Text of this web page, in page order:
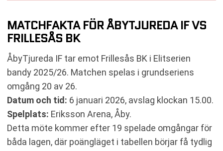
HUR DU KAN FÖLJA ÅBYTJUREDA IF VS
FRILLESÅS BK
SENASTE RESULTAT ÅBYTJUREDA IF
SENASTE RESULTAT FRILLESÅS BK
RESULTAT INBÖRDES MÖTEN
TABELL
RELATERADE NYHETER
MATCHFAKTA FÖR ÅBYTJUREDA IF VS
FRILLESÅS BK
ÅbyTjureda IF tar emot Frillesås BK i Elitserien
bandy 2025/26. Matchen spelas i grundseriens
omgång 20 av 26.
Datum och tid: 6 januari 2026, avslag klockan 15.00.
Spelplats: Eriksson Arena, Åby.
Detta möte kommer efter 19 spelade omgångar för
båda lagen, där poängläget i tabellen börjar få tydlig